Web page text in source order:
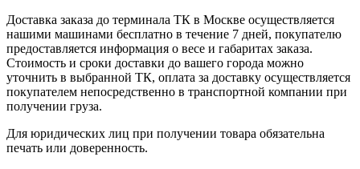
Доставка заказа до терминала ТК в Москве осуществляется
нашими машинами бесплатно в течение 7 дней, покупателю
предоставляется информация о весе и габаритах заказа.
Стоимость и сроки доставки до вашего города можно
уточнить в выбранной ТК, оплата за доставку осуществляется
покупателем непосредственно в транспортной компании при
получении груза.
Для юридических лиц при получении товара обязательна
печать или доверенность.